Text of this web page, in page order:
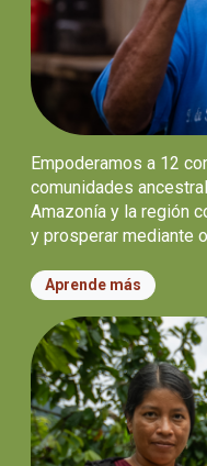
Empoderamos a 12
comunidades
Amazonía y la región
y prosperar mediante
Aprende más